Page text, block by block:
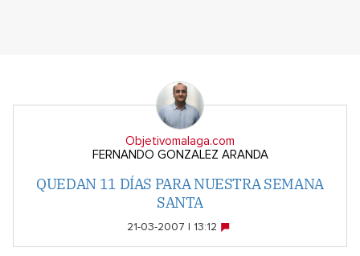
Objetivomalaga.com
FERNANDO GONZALEZ ARANDA
QUEDAN 11 DÍAS PARA NUESTRA SEMANA
SANTA
21-03-2007 | 13:12